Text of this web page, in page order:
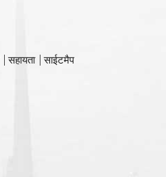
सहायता
साईटमैप